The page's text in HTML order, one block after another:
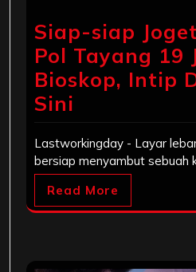
Siap-siap
Pol Tayang 19
Bioskop, Intip
Sini
Lastworkingday - Layar
bersiap menyambut sebuah
Read More